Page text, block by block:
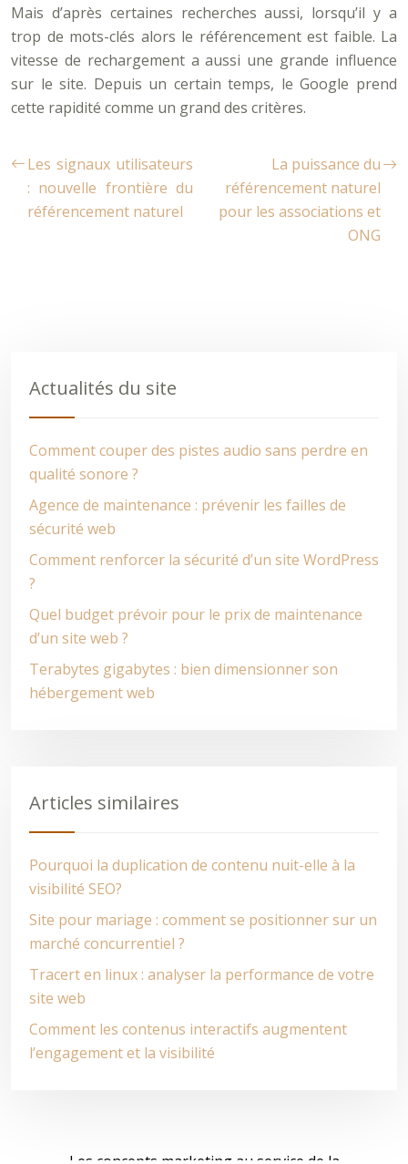
Mais d’après certaines recherches aussi, lorsqu’il y a
trop de mots-clés alors le référencement est faible. La
vitesse de rechargement a aussi une grande influence
sur le site. Depuis un certain temps, le Google prend
cette rapidité comme un grand des critères.
Les signaux utilisateurs
: nouvelle frontière du
référencement naturel
La puissance du
référencement naturel
pour les associations et
ONG
Actualités du site
Comment couper des pistes audio sans perdre en
qualité sonore ?
Agence de maintenance : prévenir les failles de
sécurité web
Comment renforcer la sécurité d’un site WordPress
?
Quel budget prévoir pour le prix de maintenance
d’un site web ?
Terabytes gigabytes : bien dimensionner son
hébergement web
Articles similaires
Pourquoi la duplication de contenu nuit-elle à la
visibilité SEO?
Site pour mariage : comment se positionner sur un
marché concurrentiel ?
Tracert en linux : analyser la performance de votre
site web
Comment les contenus interactifs augmentent
l’engagement et la visibilité